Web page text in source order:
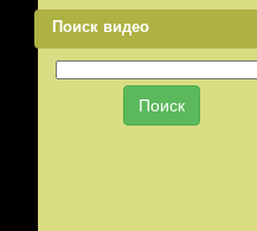
Поиск видео